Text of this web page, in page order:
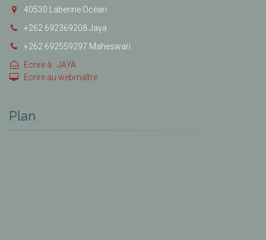
40530 Labenne Océan
+262 692369208 Jaya
+262 692559297 Maheswari
Ecrire à : JAYA
Ecrire au webmaître
Plan